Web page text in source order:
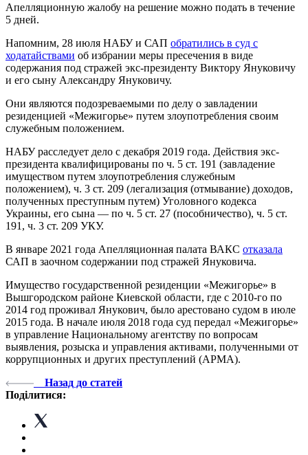
Апелляционную жалобу на решение можно подать в течение
5 дней.
Напомним, 28 июля НАБУ и САП обратились в суд с
ходатайствами об избрании меры пресечения в виде
содержания под стражей экс-президенту Виктору Януковичу
и его сыну Александру Януковичу.
Они являются подозреваемыми по делу о завладении
резиденцией «Межигорье» путем злоупотребления своим
служебным положением.
НАБУ расследует дело с декабря 2019 года. Действия экс-
президента квалифицированы по ч. 5 ст. 191 (завладение
имуществом путем злоупотребления служебным
положением), ч. 3 ст. 209 (легализация (отмывание) доходов,
полученных преступным путем) Уголовного кодекса
Украины, его сына — по ч. 5 ст. 27 (пособничество), ч. 5 ст.
191, ч. 3 ст. 209 УКУ.
В январе 2021 года Апелляционная палата ВАКС отказала
САП в заочном содержании под стражей Януковича.
Имущество государственной резиденции «Межигорье» в
Вышгородском районе Киевской области, где с 2010-го по
2014 год проживал Янукович, было арестовано судом в июле
2015 года. В начале июля 2018 года суд передал «Межигорье»
в управление Национальному агентству по вопросам
выявления, розыска и управления активами, полученными от
коррупционных и других преступлений (АРМА).
Назад до статей
Поділитися: